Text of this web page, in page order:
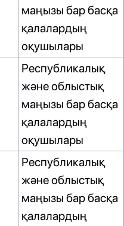
маңызы бар басқа
қалалардың
оқушылары
Республикалық
және облыстық
маңызы бар басқа
қалалардың
оқушылары
Республикалық
және облыстық
маңызы бар басқа
қалалардың